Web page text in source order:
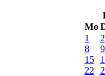
Mo
1
2
8
9
15
22